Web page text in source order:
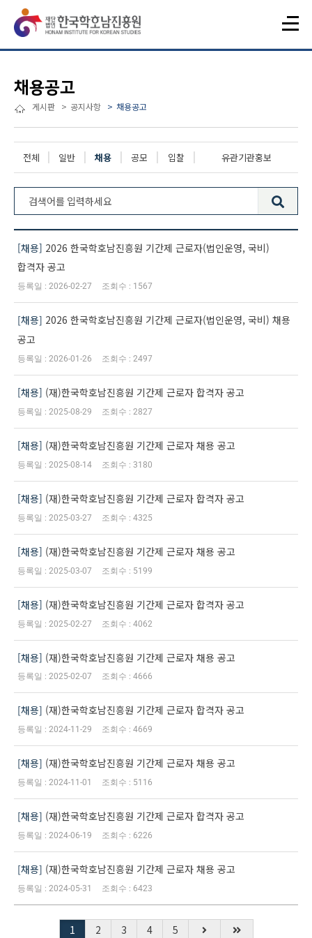
채용공고
게시판 공지사항 채용공고
전체 일반 채용 공모 입찰 유관기관홍보
전체 164건
채용 2026 한국학호남진흥원 기간제 근로자(법인운영, 국비)
합격자 공고
2026-02-27 1567
채용 2026 한국학호남진흥원 기간제 근로자(법인운영, 국비) 채용
공고
2026-01-26 2497
채용 (재)한국학호남진흥원 기간제 근로자 합격자 공고
2025-08-29 2827
채용 (재)한국학호남진흥원 기간제 근로자 채용 공고
2025-08-14 3180
채용 (재)한국학호남진흥원 기간제 근로자 합격자 공고
2025-03-27 4325
채용 (재)한국학호남진흥원 기간제 근로자 채용 공고
2025-03-07 5199
채용 (재)한국학호남진흥원 기간제 근로자 합격자 공고
2025-02-27 4062
채용 (재)한국학호남진흥원 기간제 근로자 채용 공고
2025-02-07 4666
채용 (재)한국학호남진흥원 기간제 근로자 합격자 공고
2024-11-29 4669
채용 (재)한국학호남진흥원 기간제 근로자 채용 공고
2024-11-01 5116
채용 (재)한국학호남진흥원 기간제 근로자 합격자 공고
2024-06-19 6226
채용 (재)한국학호남진흥원 기간제 근로자 채용 공고
2024-05-31 6423
1 2 3 4 5